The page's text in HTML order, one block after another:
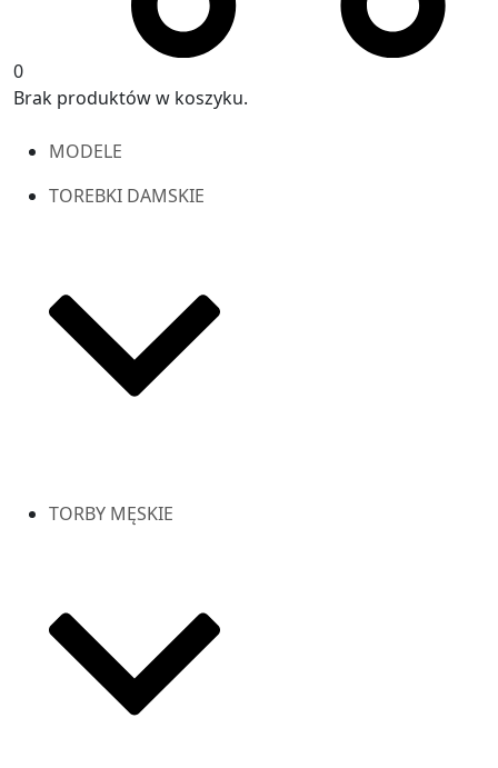
0
Brak produktów w koszyku.
MODELE
TOREBKI DAMSKIE
TORBY MĘSKIE